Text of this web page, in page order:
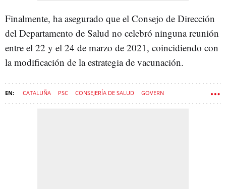
Finalmente, ha asegurado que el Consejo de Dirección
del Departamento de Salud no celebró ninguna reunión
entre el 22 y el 24 de marzo de 2021, coincidiendo con
la modificación de la estrategia de vacunación.
CATALUÑA PSC CONSEJERÍA DE SALUD GOVERN